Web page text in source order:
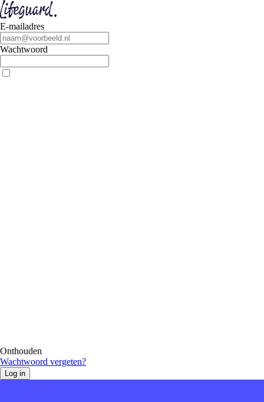
E-mailadres
Wachtwoord
Onthouden
Wachtwoord vergeten?
Log in